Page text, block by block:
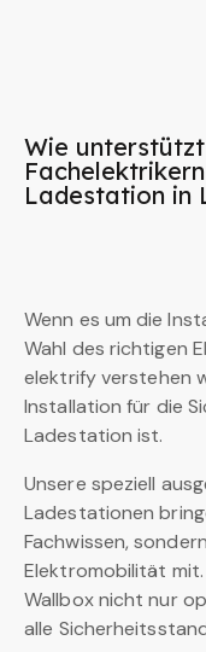
Wie
Ladestation in
Wenn es um die
Wahl des richtigen
elektrify verstehen
Installation für die
Ladestation ist.
Unsere speziell
Ladestationen
Fachwissen,
Elektromobilität
Wallbox nicht nur
alle